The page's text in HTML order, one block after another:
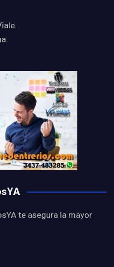
te asegura la mayor